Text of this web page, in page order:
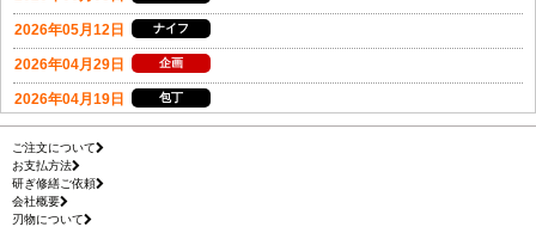
ご注文について
お支払方法
研ぎ修繕ご依頼
会社概要
刃物について